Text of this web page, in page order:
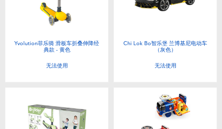
Yvolution菲乐骑 滑板车折叠伸降经
典款 - 黄色
无法使用
Chi Lok Bo智乐堡 兰博基尼电动车
（灰色）
无法使用